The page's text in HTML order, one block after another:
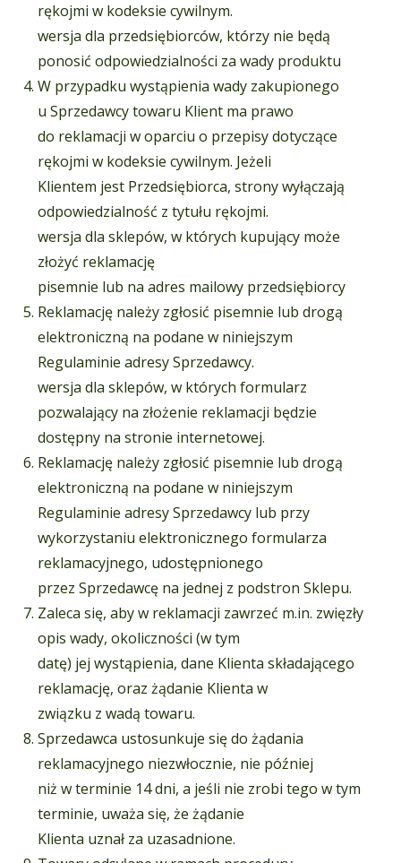
rękojmi w kodeksie cywilnym.
wersja dla przedsiębiorców, którzy nie będą
ponosić odpowiedzialności za wady produktu
W przypadku wystąpienia wady zakupionego
u Sprzedawcy towaru Klient ma prawo
do reklamacji w oparciu o przepisy dotyczące
rękojmi w kodeksie cywilnym. Jeżeli
Klientem jest Przedsiębiorca, strony wyłączają
odpowiedzialność z tytułu rękojmi.
wersja dla sklepów, w których kupujący może
złożyć reklamację
pisemnie lub na adres mailowy przedsiębiorcy
Reklamację należy zgłosić pisemnie lub drogą
elektroniczną na podane w niniejszym
Regulaminie adresy Sprzedawcy.
wersja dla sklepów, w których formularz
pozwalający na złożenie reklamacji będzie
dostępny na stronie internetowej.
Reklamację należy zgłosić pisemnie lub drogą
elektroniczną na podane w niniejszym
Regulaminie adresy Sprzedawcy lub przy
wykorzystaniu elektronicznego formularza
reklamacyjnego, udostępnionego
przez Sprzedawcę na jednej z podstron Sklepu.
Zaleca się, aby w reklamacji zawrzeć m.in. zwięzły
opis wady, okoliczności (w tym
datę) jej wystąpienia, dane Klienta składającego
reklamację, oraz żądanie Klienta w
związku z wadą towaru.
Sprzedawca ustosunkuje się do żądania
reklamacyjnego niezwłocznie, nie później
niż w terminie 14 dni, a jeśli nie zrobi tego w tym
terminie, uważa się, że żądanie
Klienta uznał za uzasadnione.